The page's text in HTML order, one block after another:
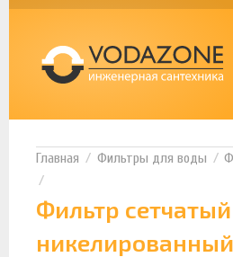
Фильтры для воды
Фильтр